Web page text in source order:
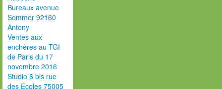
Bureaux avenue
Sommer 92160
Antony
Ventes aux
enchères au TGI
de Paris du 17
novembre 2016
Studio 6 bis rue
des Ecoles 75005